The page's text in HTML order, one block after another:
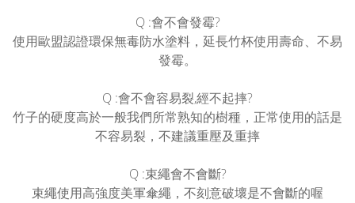
Q :會不會發霉?
使用歐盟認證環保無毒防水塗料，延長竹杯使用壽命、不易
發霉。
Q :會不會容易裂,經不起摔?
竹子的硬度高於一般我們所常熟知的樹種，正常使用的話是
不容易裂，不建議重壓及重摔
Q :束繩會不會斷?
束繩使用高強度美軍傘繩，不刻意破壞是不會斷的喔